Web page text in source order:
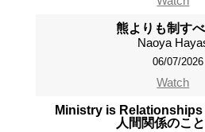
熊よりも制す
Naoya
06/07/2026
Watch
Ministry is Relationships
人間関係のこ